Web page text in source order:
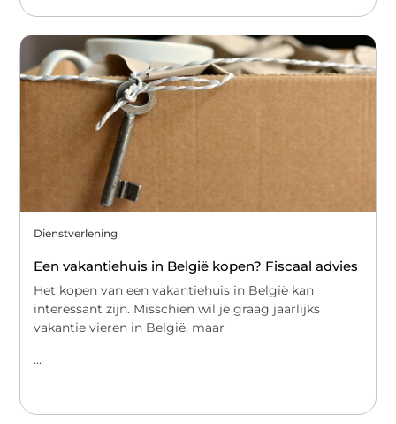
Dienstverlening
Een vakantiehuis in België kopen? Fiscaal advies
Het kopen van een vakantiehuis in België kan
interessant zijn. Misschien wil je graag jaarlijks
vakantie vieren in België, maar
...